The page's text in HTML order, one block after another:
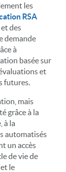
les
RSA
des
demande
à
basée sur
et
futures.
mais
grâce à la
à la
automatisés
un accès
de vie de
le